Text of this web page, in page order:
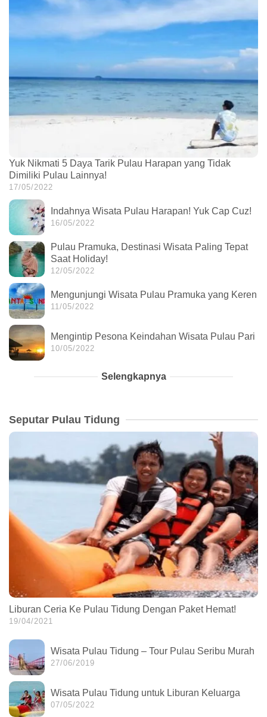
Yuk Nikmati 5 Daya Tarik Pulau Harapan yang Tidak
Dimiliki Pulau Lainnya!
17/05/2022
Indahnya Wisata Pulau Harapan! Yuk Cap Cuz!
16/05/2022
Pulau Pramuka, Destinasi Wisata Paling Tepat
Saat Holiday!
12/05/2022
Mengunjungi Wisata Pulau Pramuka yang Keren
11/05/2022
Mengintip Pesona Keindahan Wisata Pulau Pari
10/05/2022
Selengkapnya
Seputar Pulau Tidung
Liburan Ceria Ke Pulau Tidung Dengan Paket Hemat!
19/04/2021
Wisata Pulau Tidung – Tour Pulau Seribu Murah
27/06/2019
Wisata Pulau Tidung untuk Liburan Keluarga
07/05/2022